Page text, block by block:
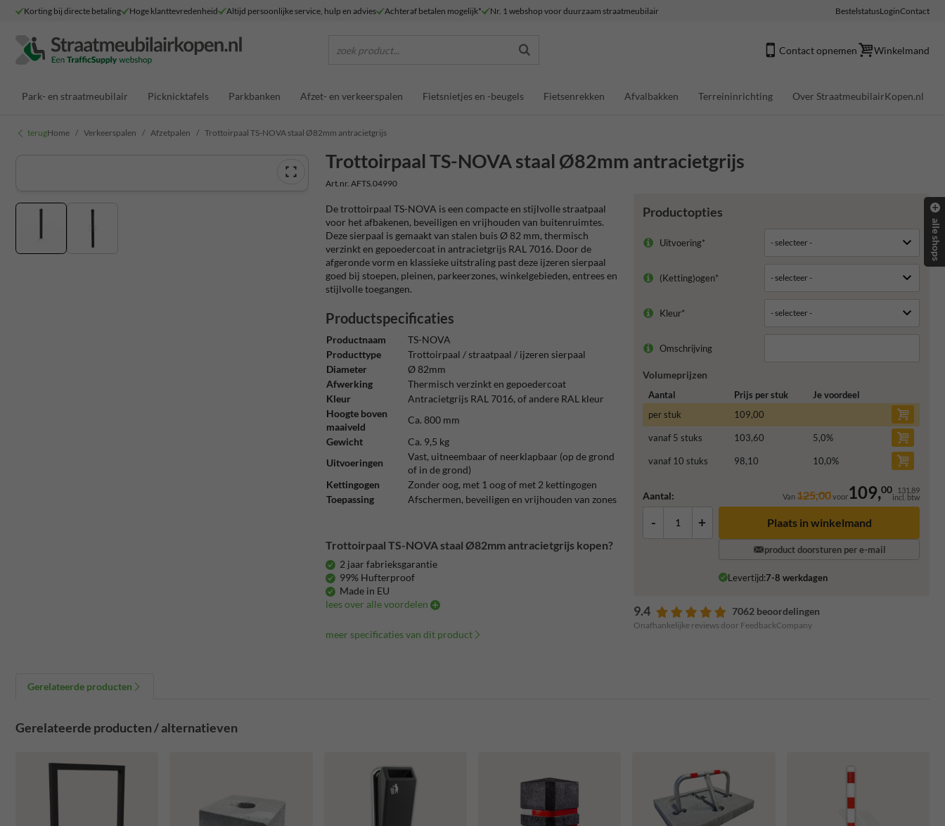
Korting bij directe betaling Hoge klanttevredenheid Altijd persoonlijke service, hulp en advies Achteraf betalen mogelijk* Nr. 1 webshop voor duurzaam straatmeubilair BestelstatusLoginContact
zoek product... Contact opnemen Winkelmand
Park- en straatmeubilair Picknicktafels Parkbanken Afzet- en verkeerspalen Fietsnietjes en -beugels Fietsenrekken Afvalbakken Terreininrichting Over StraatmeubilairKopen.nl
terugHome Verkeerspalen Afzetpalen Trottoirpaal TS-NOVA staal Ø82mm antracietgrijs
Trottoirpaal TS-NOVA staal Ø82mm antracietgrijs
Art.nr. AFTS.04990
Productopties
Uitvoering*
(Ketting)ogen*
Kleur*
Omschrijving
Volumeprijzen
Aantal Prijs per stuk
Je voordeel
per stuk
109,00
vanaf 5 stuks 103,60 5,0%
vanaf 10 stuks 98,10 10,0%
Aantal: Van125,00voor109,00 131,89
incl. btw
- + Plaats in winkelmand
product doorsturen per e-mail
Levertijd:7-8 werkdagen
9.4 7062 beoordelingen
Onafhankelijke reviews door FeedbackCompany
De trottoirpaal TS-NOVA is een compacte en stijlvolle straatpaal
voor het afbakenen, beveiligen en vrijhouden van buitenruimtes.
Deze sierpaal is gemaakt van stalen buis Ø 82 mm, thermisch
verzinkt en gepoedercoat in antracietgrijs RAL 7016. Door de
afgeronde vorm en klassieke uitstraling past deze ijzeren sierpaal
goed bij stoepen, pleinen, parkeerzones, winkelgebieden, entrees en
stijlvolle toegangen.
Productspecificaties
Productnaam
TS-NOVA
Producttype
Trottoirpaal / straatpaal / ijzeren sierpaal
Diameter
Ø 82mm
Afwerking
Thermisch verzinkt en gepoedercoat
Kleur
Antracietgrijs RAL 7016, of andere RAL kleur
Hoogte boven
maaiveld
Ca. 800 mm
Gewicht
Ca. 9,5 kg
Uitvoeringen
Vast, uitneembaar of neerklapbaar (op de grond
of in de grond)
Kettingogen
Zonder oog, met 1 oog of met 2 kettingogen
Toepassing
Afschermen, beveiligen en vrijhouden van zones
Trottoirpaal TS-NOVA staal Ø82mm antracietgrijs kopen?
2 jaar fabrieksgarantie
99% Hufterproof
Made in EU
lees over alle voordelen
meer specificaties van dit product
Gerelateerde producten
Gerelateerde producten / alternatieven
alle shops